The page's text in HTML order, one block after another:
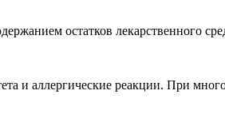
остатков лекарственного
и аллергические реакции. При